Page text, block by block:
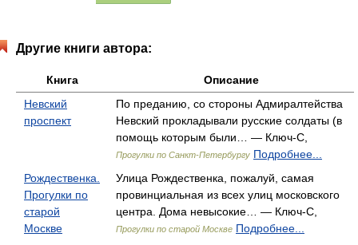
Другие книги автора:
Книга
Описание
Невский
проспект
По преданию, со стороны Адмиралтейства
Невский прокладывали русские солдаты (в
помощь которым были… — Ключ-С,
Прогулки по Санкт-Петербургу Подробнее...
Рождественка.
Прогулки по
старой
Москве
Улица Рождественка, пожалуй, самая
провинциальная из всех улиц московского
центра. Дома невысокие… — Ключ-С,
Прогулки по старой Москве Подробнее...